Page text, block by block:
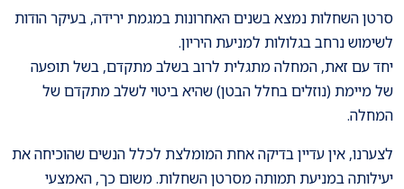
סרטן השחלות נמצא בשנים האחרונות במגמת ירידה, בעיקר הודות
לשימוש נרחב בגלולות למניעת היריון.
יחד עם זאת, המחלה מתגלית לרוב בשלב מתקדם, בשל תופעה
של מיימת (נוזלים בחלל הבטן) שהיא ביטוי לשלב מתקדם של
המחלה.
לצערנו, אין עדיין בדיקה אחת המומלצת לכלל הנשים שהוכיחה את
יעילותה במניעת תמותה מסרטן השחלות. משום כך, האמצעי